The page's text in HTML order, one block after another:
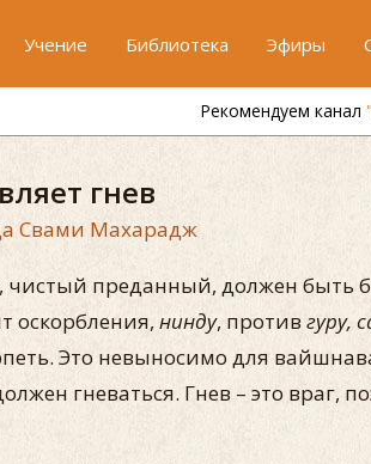
Учение Библиотека Эфиры
Рекомендуем канал
гнев
Свами Махарадж
чистый преданный, должен быть
оскорбления,нинду, против гуру,
Это невыносимо для
гневаться. Гнев – это враг,